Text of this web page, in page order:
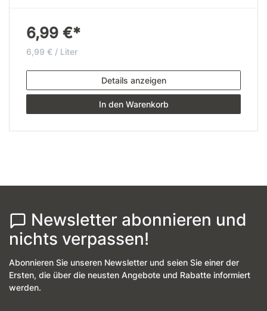
6,99 €*
6,99 € / Liter
Details anzeigen
In den Warenkorb
Newsletter abonnieren und
nichts verpassen!
Abonnieren Sie unseren Newsletter und seien Sie einer der
Ersten, die über die neusten Angebote und Rabatte informiert
werden.